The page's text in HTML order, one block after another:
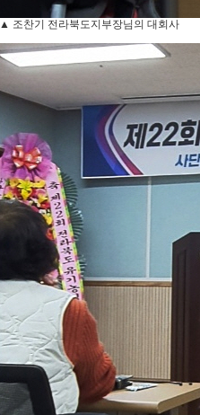
▲ 조찬기 전라북도지부장님의 대회사